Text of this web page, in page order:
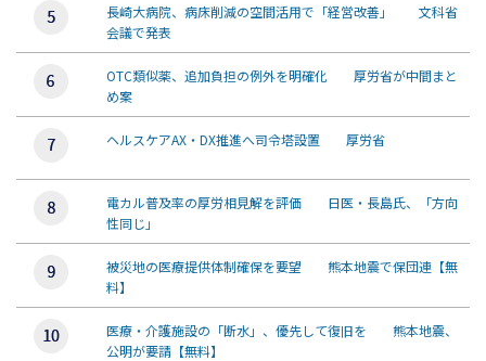
長崎大病院、病床削減の空間活用で「経営改善」 文科省
会議で発表
OTC類似薬、追加負担の例外を明確化 厚労省が中間まと
め案
ヘルスケアAX・DX推進へ司令塔設置 厚労省
電カル普及率の厚労相見解を評価 日医・長島氏、「方向
性同じ」
被災地の医療提供体制確保を要望 熊本地震で保団連【無
料】
医療・介護施設の「断水」、優先して復旧を 熊本地震、
公明が要請【無料】